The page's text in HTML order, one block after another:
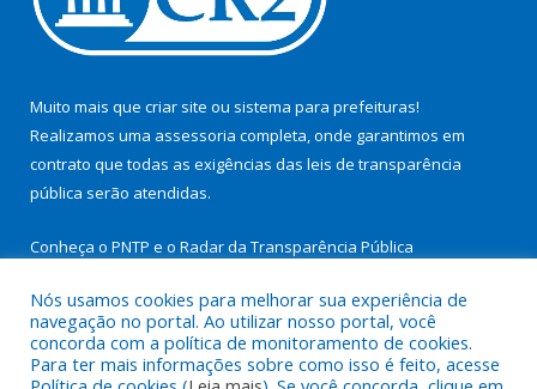
Muito mais que criar site ou sistema para prefeituras!
Realizamos uma assessoria completa, onde garantimos em
contrato que todas as exigências das leis de transparência
pública serão atendidas.
Conheça o PNTP e o Radar da Transparência Pública
Todos os direitos reservados a Prefeitura Municipal de São
Nós usamos cookies para melhorar sua experiência de
navegação no portal. Ao utilizar nosso portal, você
concorda com a política de monitoramento de cookies.
Para ter mais informações sobre como isso é feito, acesse